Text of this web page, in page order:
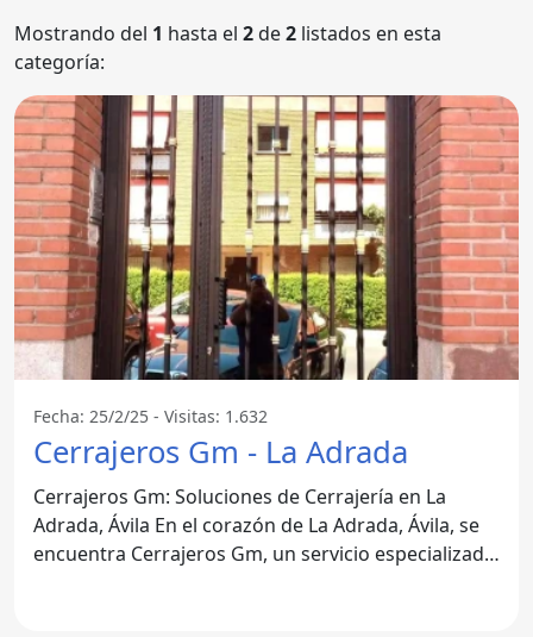
Mostrando del 1 hasta el 2de2 listados en esta
categoría:
Fecha: 25/2/25 - Visitas: 1.632
Cerrajeros Gm - La Adrada
Cerrajeros Gm: Soluciones de Cerrajería en La
Adrada, Ávila En el corazón de La Adrada, Ávila, se
encuentra Cerrajeros Gm, un servicio especializado